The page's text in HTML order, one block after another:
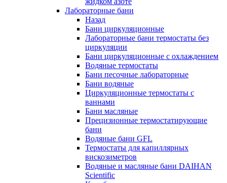
Лабораторные бани
Назад
Бани циркуляционные
Лабораторные бани термостаты без
циркуляции
Бани циркуляционные с охлаждением
Водяные термостаты
Бани песочные лабораторные
Бани водяные
Циркуляционные термостаты с
ваннами
Бани масляные
Прецизионные термостатирующие
бани
Водяные бани GFL
Термостаты для капиллярных
вискозиметров
Водяные и масляные бани DAIHAN
Scientific